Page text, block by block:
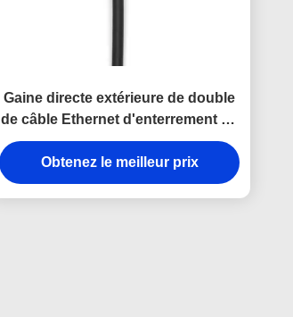
Gaine directe extérieure de double
de câble Ethernet d'enterrement de
23AWG 0.56mm
Obtenez le meilleur prix